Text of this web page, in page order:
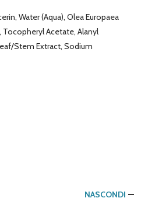
Water (Aqua), Olea Europaea
Tocopheryl Acetate, Alanyl
Stem Extract, Sodium
NASCONDI